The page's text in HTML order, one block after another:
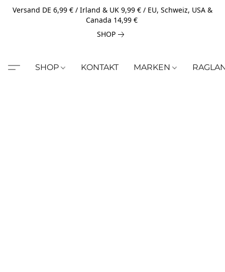
Versand DE 6,99 € / Irland & UK 9,99 € / EU, Schweiz, USA &
Canada 14,99 €
SHOP
SHOP KONTAKT MARKEN